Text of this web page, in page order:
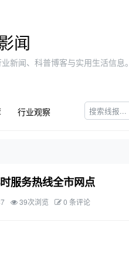
闻
新闻、科普博客与实用生活信息
行业观察
服务热线全市网点
39次浏览 0 条评论